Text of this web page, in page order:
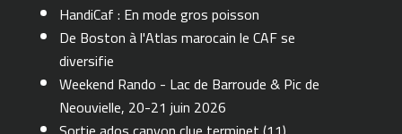
HandiCaf : En mode gros poisson
De Boston à l'Atlas marocain le CAF se
diversifie
Weekend Rando - Lac de Barroude & Pic de
Neouvielle, 20-21 juin 2026